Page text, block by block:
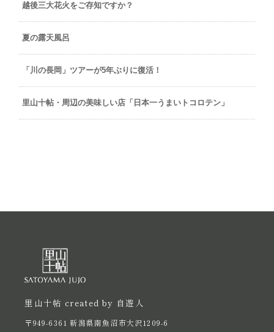
越後三大花火をご存知ですか？
夏の露天風呂
「川の長岡」ツアーが5年ぶりに復活！
里山十帖・周辺の美味しい店「日本一うまいトコロテン」
里山十帖 created by 自遊人
〒949-6361 新潟県南魚沼市大沢1209-6